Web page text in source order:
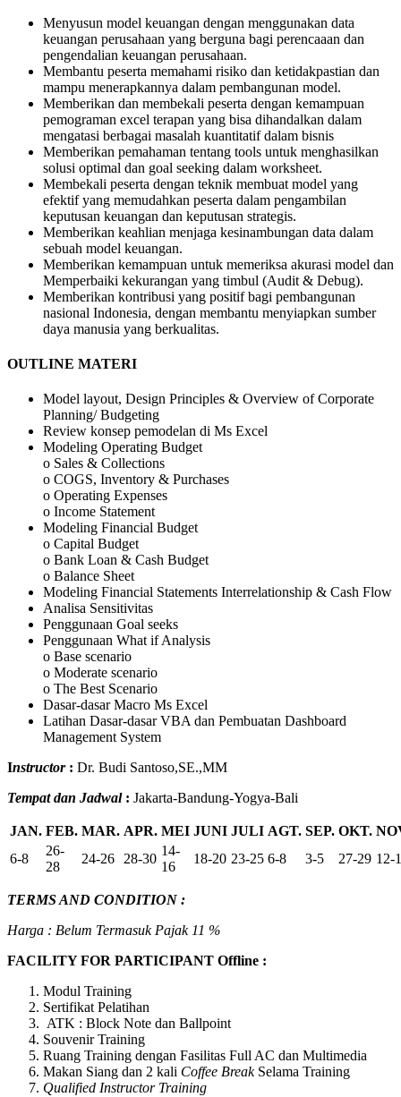
Menyusun model keuangan dengan menggunakan data
keuangan perusahaan yang berguna bagi perencaaan dan
pengendalian keuangan perusahaan.
Membantu peserta memahami risiko dan ketidakpastian dan
mampu menerapkannya dalam pembangunan model.
Memberikan dan membekali peserta dengan kemampuan
pemograman excel terapan yang bisa dihandalkan dalam
mengatasi berbagai masalah kuantitatif dalam bisnis
Memberikan pemahaman tentang tools untuk menghasilkan
solusi optimal dan goal seeking dalam worksheet.
Membekali peserta dengan teknik membuat model yang
efektif yang memudahkan peserta dalam pengambilan
keputusan keuangan dan keputusan strategis.
Memberikan keahlian menjaga kesinambungan data dalam
sebuah model keuangan.
Memberikan kemampuan untuk memeriksa akurasi model dan
Memperbaiki kekurangan yang timbul (Audit & Debug).
Memberikan kontribusi yang positif bagi pembangunan
nasional Indonesia, dengan membantu menyiapkan sumber
daya manusia yang berkualitas.
OUTLINE MATERI
Model layout, Design Principles & Overview of Corporate
Planning/ Budgeting
Review konsep pemodelan di Ms Excel
Modeling Operating Budget
o Sales & Collections
o COGS, Inventory & Purchases
o Operating Expenses
o Income Statement
Modeling Financial Budget
o Capital Budget
o Bank Loan & Cash Budget
o Balance Sheet
Modeling Financial Statements Interrelationship & Cash Flow
Analisa Sensitivitas
Penggunaan Goal seeks
Penggunaan What if Analysis
o Base scenario
o Moderate scenario
o The Best Scenario
Dasar-dasar Macro Ms Excel
Latihan Dasar-dasar VBA dan Pembuatan Dashboard
Management System
Instructor: Dr. Budi Santoso,SE.,MM
Tempat dan Jadwal: Jakarta-Bandung-Yogya-Bali
JAN. FEB. MAR. APR. MEI JUNI JULI AGT. SEP. OKT.
6-8
26-
28
24-26 28-30
14-
16
18-20 23-25 6-8 3-5 27-29 12-
TERMS AND CONDITION :
Harga : Belum Termasuk Pajak 11 %
FACILITY FOR PARTICIPANT Offline :
Modul Training
Sertifikat Pelatihan
ATK : Block Note dan Ballpoint
Souvenir Training
Ruang Training dengan Fasilitas Full AC dan Multimedia
Makan Siang dan 2 kali Coffee Break Selama Training
Qualified Instructor Training